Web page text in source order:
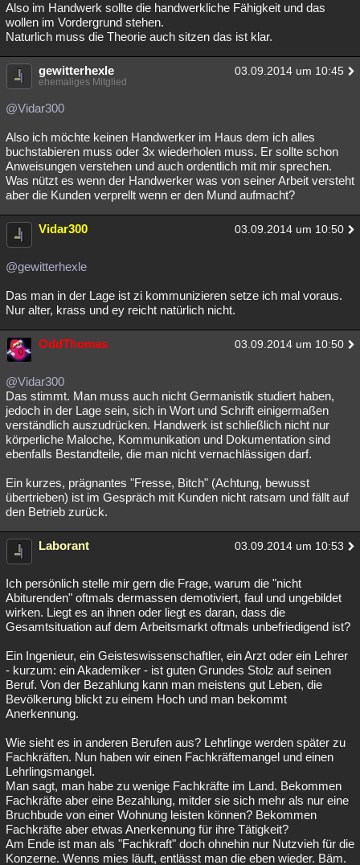
Also im Handwerk sollte die handwerkliche Fähigkeit und das
wollen im Vordergrund stehen.
Naturlich muss die Theorie auch sitzen das ist klar.
gewitterhexle 03.09.2014 um 10:45
ehemaliges Mitglied
@Vidar300
Also ich möchte keinen Handwerker im Haus dem ich alles
buchstabieren muss oder 3x wiederholen muss. Er sollte schon
Anweisungen verstehen und auch ordentlich mit mir sprechen.
Was nützt es wenn der Handwerker was von seiner Arbeit versteht
aber die Kunden verprellt wenn er den Mund aufmacht?
Vidar300 03.09.2014 um 10:50
@gewitterhexle
Das man in der Lage ist zi kommunizieren setze ich mal voraus.
Nur alter, krass und ey reicht natürlich nicht.
OddThomas 03.09.2014 um 10:50
@Vidar300
Das stimmt. Man muss auch nicht Germanistik studiert haben,
jedoch in der Lage sein, sich in Wort und Schrift einigermaßen
verständlich auszudrücken. Handwerk ist schließlich nicht nur
körperliche Maloche, Kommunikation und Dokumentation sind
ebenfalls Bestandteile, die man nicht vernachlässigen darf.
Ein kurzes, prägnantes "Fresse, Bitch" (Achtung, bewusst
übertrieben) ist im Gespräch mit Kunden nicht ratsam und fällt auf
den Betrieb zurück.
Laborant 03.09.2014 um 10:53
Ich persönlich stelle mir gern die Frage, warum die "nicht
Abiturenden" oftmals dermassen demotiviert, faul und ungebildet
wirken. Liegt es an ihnen oder liegt es daran, dass die
Gesamtsituation auf dem Arbeitsmarkt oftmals unbefriedigend ist?
Ein Ingenieur, ein Geisteswissenschaftler, ein Arzt oder ein Lehrer
- kurzum: ein Akademiker - ist guten Grundes Stolz auf seinen
Beruf. Von der Bezahlung kann man meistens gut Leben, die
Bevölkerung blickt zu einem Hoch und man bekommt
Anerkennung.
Wie sieht es in anderen Berufen aus? Lehrlinge werden später zu
Fachkräften. Nun haben wir einen Fachkräftemangel und einen
Lehrlingsmangel.
Man sagt, man habe zu wenige Fachkräfte im Land. Bekommen
Fachkräfte aber eine Bezahlung, mitder sie sich mehr als nur eine
Bruchbude von einer Wohnung leisten können? Bekommen
Fachkräfte aber etwas Anerkennung für ihre Tätigkeit?
Am Ende ist man als "Fachkraft" doch ohnehin nur Nutzvieh für die
Konzerne. Wenns mies läuft, entlässt man die eben wieder. Bäm.